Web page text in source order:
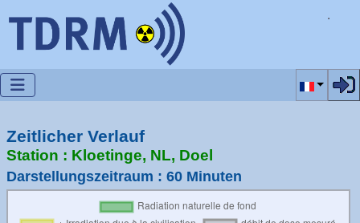
Zeitlicher Verlauf
Station : Kloetinge, NL, Doel
Darstellungszeitraum : 60 Minuten